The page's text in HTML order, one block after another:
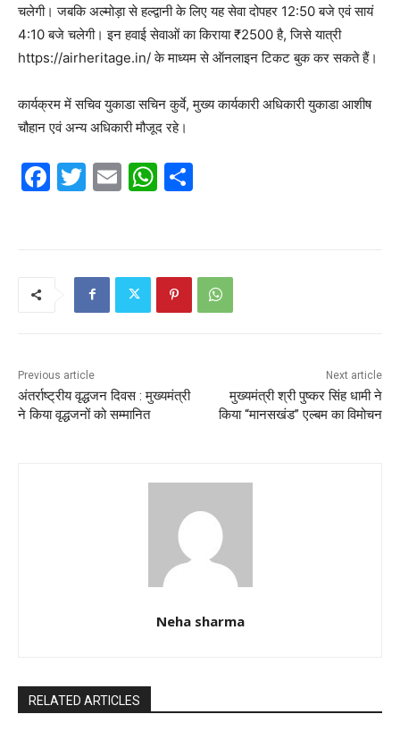
चलेगी। जबकि अल्मोड़ा से हल्द्वानी के लिए यह सेवा दोपहर 12:50 बजे एवं सायं
4:10 बजे चलेगी। इन हवाई सेवाओं का किराया ₹2500 है, जिसे यात्री
https://airheritage.in/ के माध्यम से ऑनलाइन टिकट बुक कर सकते हैं।
कार्यक्रम में सचिव युकाडा सचिन कुर्वे, मुख्य कार्यकारी अधिकारी युकाडा आशीष
चौहान एवं अन्य अधिकारी मौजूद रहे।
F
k
T
E
W
A
p
Previous article
अंतर्राष्ट्रीय वृद्धजन दिवस : मुख्यमंत्री
ने किया वृद्धजनों को सम्मानित
Next article
मुख्यमंत्री श्री पुष्कर सिंह धामी ने
किया “मानसखंड” एल्बम का विमोचन
Neha sharma
RELATED ARTICLES